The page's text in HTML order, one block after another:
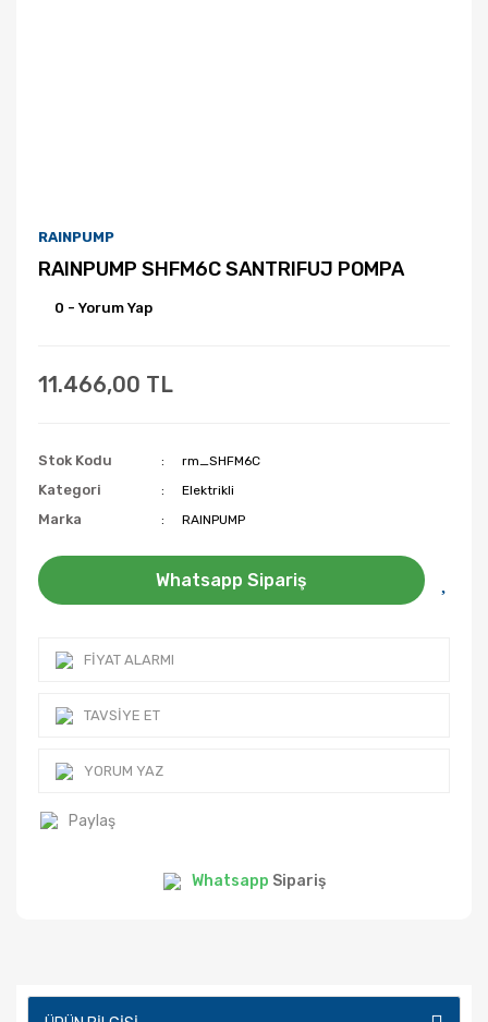
RAINPUMP
RAINPUMP SHFM6C SANTRIFUJ POMPA
0 - Yorum Yap
11.466,00 TL
Stok Kodu rm_SHFM6C
Kategori Elektrikli
Marka RAINPUMP
Whatsapp Sipariş
FIYAT ALARMI
TAVSIYE ET
YORUM YAZ
Paylaş
Whatsapp Sipariş